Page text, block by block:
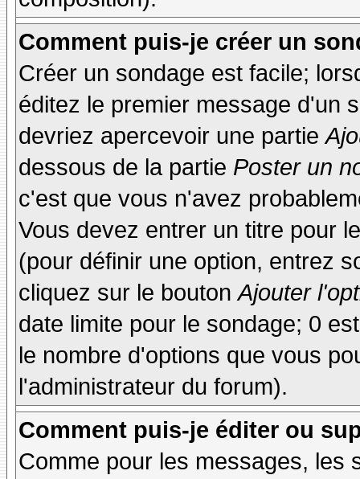
Comment puis-je créer un
Créer un sondage est facile;
éditez le premier message d'un
devriez apercevoir une partie
dessous de la partie Poster un
c'est que vous n'avez
Vous devez entrer un titre pour
(pour définir une option, entrez
cliquez sur le boutonAjouter
date limite pour le sondage; 0
le nombre d'options que vous
l'administrateur du forum).
Comment puis-je éditer ou
Comme pour les messages, les